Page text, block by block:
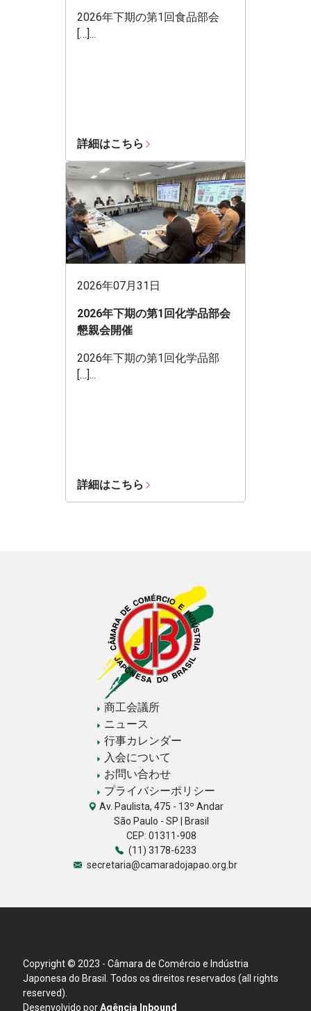
2026年下期の第1回食品部会
[…]...
詳細はこちら
2026年07月31日
2026年下期の第1回化学品部会
懇親会開催
2026年下期の第1回化学品部
[…]...
詳細はこちら
商工会議所
ニュース
行事カレンダー
入会について
お問い合わせ
プライバシーポリシー
Av. Paulista, 475 - 13º Andar
São Paulo - SP | Brasil
CEP: 01311-908
(11) 3178-6233
secretaria@camaradojapao.org.br
Copyright © 2023 - Câmara de Comércio e Indústria
Japonesa do Brasil. Todos os direitos reservados (all rights
reserved).
Desenvolvido porAgência Inbound